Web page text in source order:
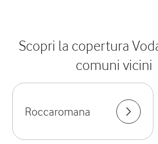
Scopri la copertura
comuni vicini
Roccaromana